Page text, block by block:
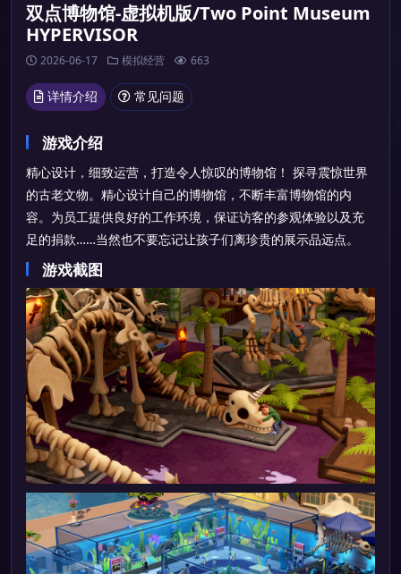
双点博物馆-虚拟机版/Two Point Museum
HYPERVISOR
2026-06-17 模拟经营 663
详情介绍 常见问题
游戏介绍
精心设计，细致运营，打造令人惊叹的博物馆！ 探寻震惊世界
的古老文物。精心设计自己的博物馆，不断丰富博物馆的内
容。为员工提供良好的工作环境，保证访客的参观体验以及充
足的捐款……当然也不要忘记让孩子们离珍贵的展示品远点。
游戏截图